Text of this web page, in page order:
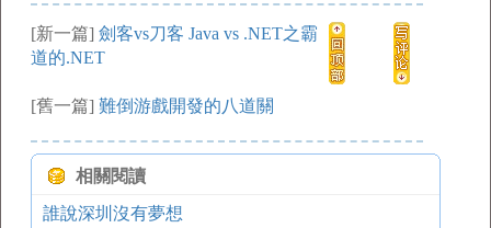
[新一篇] 劍客vs刀客 Java vs .NET之霸
道的.NET
[舊一篇] 難倒游戲開發的八道關
相關閱讀
誰說深圳沒有夢想